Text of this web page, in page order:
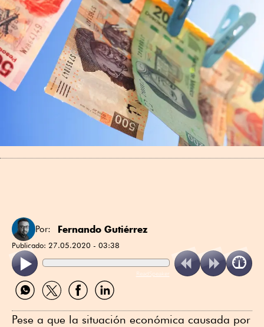
Por: Fernando Gutiérrez
Publicado: 27.05.2020 - 03:38
ReadSpeaker
Compartir
por
Compartir
por
Compartir
por
Compartir
por
Pese a que la situación económica causada por